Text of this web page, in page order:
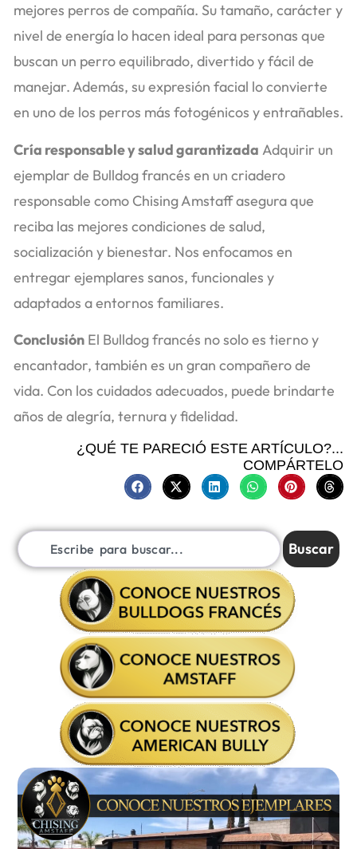
mejores perros de compañía. Su tamaño, carácter y
nivel de energía lo hacen ideal para personas que
buscan un perro equilibrado, divertido y fácil de
manejar. Además, su expresión facial lo convierte
en uno de los perros más fotogénicos y entrañables.
Cría responsable y salud garantizada Adquirir un
ejemplar de Bulldog francés en un criadero
responsable como Chising Amstaff asegura que
reciba las mejores condiciones de salud,
socialización y bienestar. Nos enfocamos en
entregar ejemplares sanos, funcionales y
adaptados a entornos familiares.
Conclusión El Bulldog francés no solo es tierno y
encantador, también es un gran compañero de
vida. Con los cuidados adecuados, puede brindarte
años de alegría, ternura y fidelidad.
¿QUÉ TE PARECIÓ ESTE ARTÍCULO?...
COMPÁRTELO
Buscar